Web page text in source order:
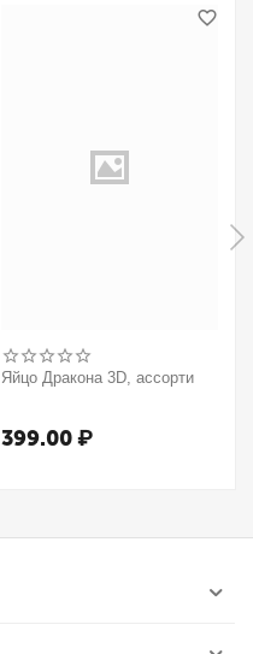
Яйцо Дракона 3D, ассорти
399.00₽